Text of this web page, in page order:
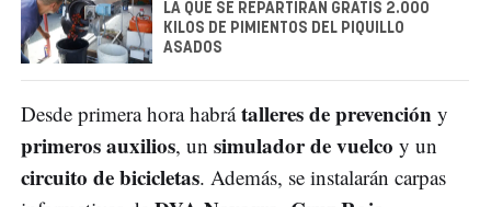
LA QUE SE REPARTIRÁN GRATIS 2.000
KILOS DE PIMIENTOS DEL PIQUILLO
ASADOS
Desde primera hora habrátalleres de prevención y
primeros auxilios, un simulador de vuelco y un
circuito de bicicletas. Además, se instalarán carpas